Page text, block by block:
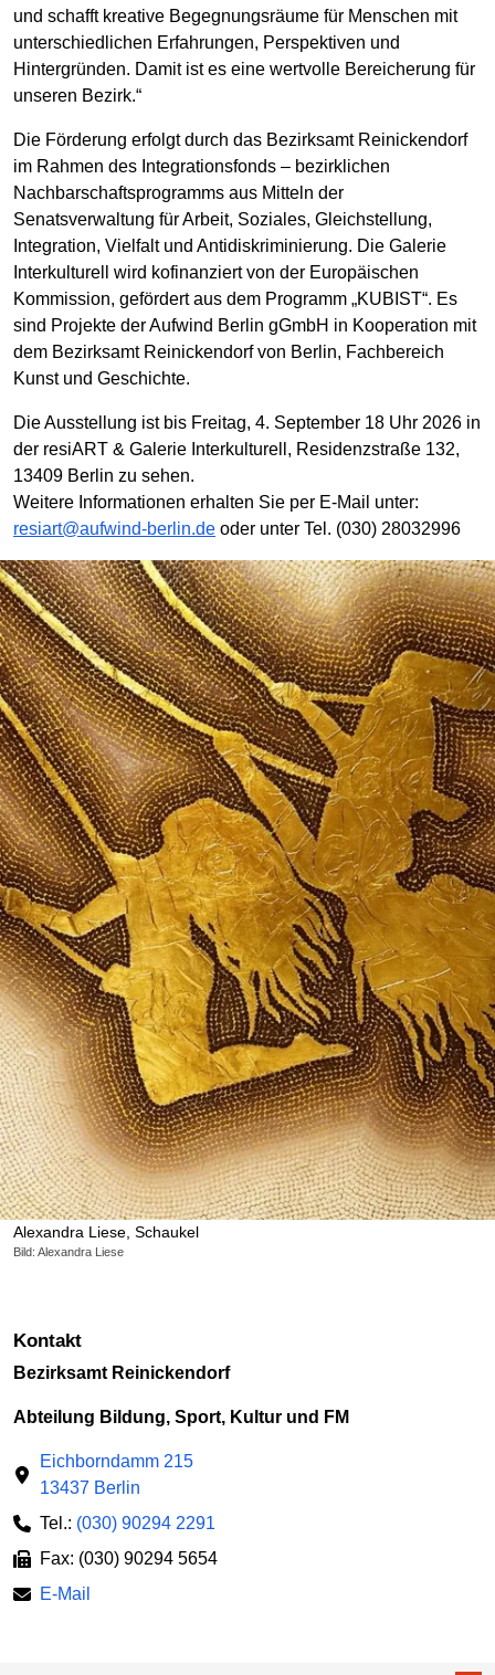
Alexandra Liese, Schaukel
Bild: Alexandra Liese
und schafft kreative Begegnungsräume für Menschen mit
unterschiedlichen Erfahrungen, Perspektiven und
Hintergründen. Damit ist es eine wertvolle Bereicherung für
unseren Bezirk.“
Die Förderung erfolgt durch das Bezirksamt Reinickendorf
im Rahmen des Integrationsfonds – bezirklichen
Nachbarschaftsprogramms aus Mitteln der
Senatsverwaltung für Arbeit, Soziales, Gleichstellung,
Integration, Vielfalt und Antidiskriminierung. Die Galerie
Interkulturell wird kofinanziert von der Europäischen
Kommission, gefördert aus dem Programm „KUBIST“. Es
sind Projekte der Aufwind Berlin gGmbH in Kooperation mit
dem Bezirksamt Reinickendorf von Berlin, Fachbereich
Kunst und Geschichte.
Die Ausstellung ist bis Freitag, 4. September 18 Uhr 2026 in
der resiART & Galerie Interkulturell, Residenzstraße 132,
13409 Berlin zu sehen.
Weitere Informationen erhalten Sie per E-Mail unter:
resiart@aufwind-berlin.de oder unter Tel. (030) 28032996
Kontakt
Bezirksamt Reinickendorf
Abteilung Bildung, Sport, Kultur und FM
Eichborndamm 215
13437 Berlin
Tel.: (030) 90294 2291
Fax: (030) 90294 5654
E-Mail